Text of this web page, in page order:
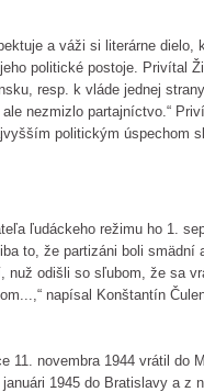
a váži si literárne dielo,
politické postoje. Privítal
resp. k vláde jednej
ale nezmizlo partajníctvo.“
politickým úspechom
ľudáckeho režimu ho 1.
to, že partizáni boli
nuž odišli so sľubom, že sa
napísal Konštantín
11. novembra 1944 vrátil do
1945 do Bratislavy a z